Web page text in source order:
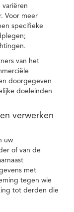
Voor meer
specifieke
van het
doorgegeven
doeleinden
verwerken
uw
of van de
met
tegen wie
tot derden die